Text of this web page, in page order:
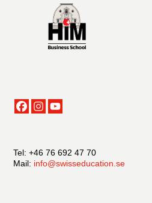
Tel: +46 76 692 47 70
Mail: info@swisseducation.se